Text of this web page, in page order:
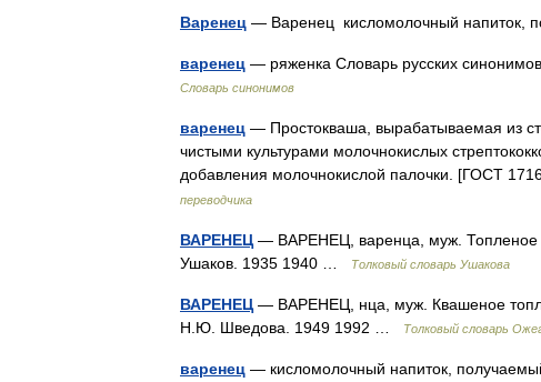
Варенец — Варенец кисломолочный напиток,
варенец — ряженка Словарь русских
Словарь синонимов
варенец — Простокваша, вырабатываемая из
чистыми культурами молочнокислых
добавления молочнокислой палочки. [ГОСТ
переводчика
ВАРЕНЕЦ — ВАРЕНЕЦ, варенца, муж. Топленое
Ушаков. 1935 1940 …
Толковый словарь Ушакова
ВАРЕНЕЦ — ВАРЕНЕЦ, нца, муж. Квашеное
Н.Ю. Шведова. 1949 1992 …
Толковый словарь
варенец — кисломолочный напиток,